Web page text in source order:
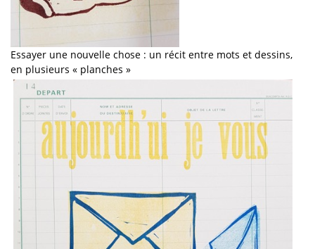
Essayer une nouvelle chose : un récit entre mots et dessins,
en plusieurs « planches »